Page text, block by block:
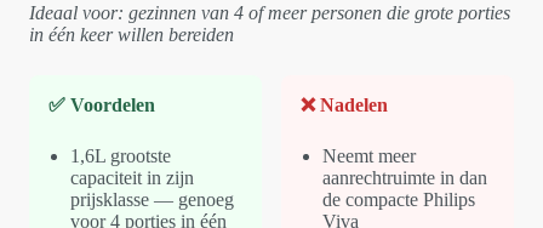
Ideaal voor: gezinnen van 4 of meer personen die grote porties
in één keer willen bereiden
✅ Voordelen
1,6L grootste
capaciteit in zijn
prijsklasse — genoeg
voor 4 porties in één
❌ Nadelen
Neemt meer
aanrechtruimte in dan
de compacte Philips
Viva